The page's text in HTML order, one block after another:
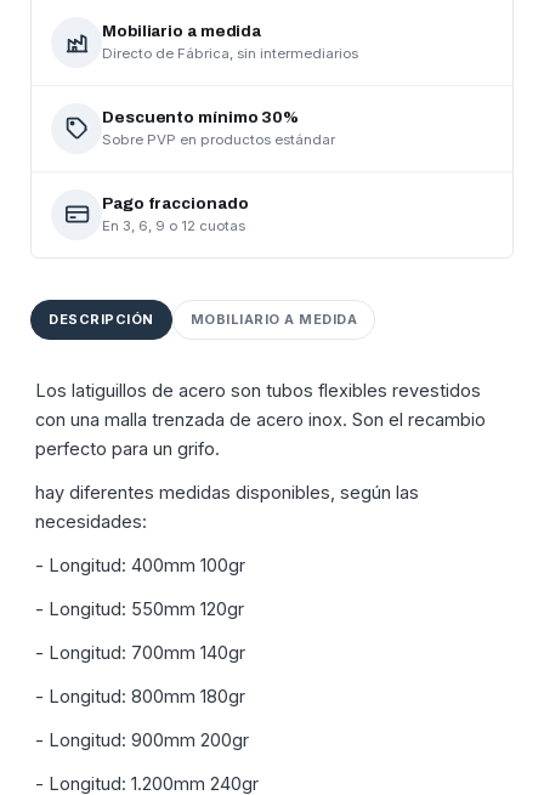
Mobiliario a medida
Directo de Fábrica, sin intermediarios
Descuento mínimo 30%
Sobre PVP en productos estándar
Pago fraccionado
En 3, 6, 9 o 12 cuotas
DESCRIPCIÓN MOBILIARIO A MEDIDA
Los latiguillos de acero son tubos flexibles revestidos
con una malla trenzada de acero inox. Son el recambio
perfecto para un grifo.
hay diferentes medidas disponibles, según las
necesidades:
- Longitud: 400mm 100gr
- Longitud: 550mm 120gr
- Longitud: 700mm 140gr
- Longitud: 800mm 180gr
- Longitud: 900mm 200gr
- Longitud: 1.200mm 240gr
AÑADIR A LA LISTA DE DESEOS
add_circle_outline Crear nueva lista
CREAR LISTA DE DESEOS
Nombre de la lista de deseos
Cancelar
Debe iniciar sesión para guardar productos en su lista
Cancelar